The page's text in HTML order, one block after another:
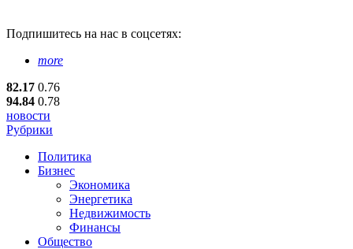
Подпишитесь на нас в соцсетях:
more
82.17 0.76
94.84 0.78
новости
Рубрики
Политика
Бизнес
Экономика
Энергетика
Недвижимость
Финансы
Общество